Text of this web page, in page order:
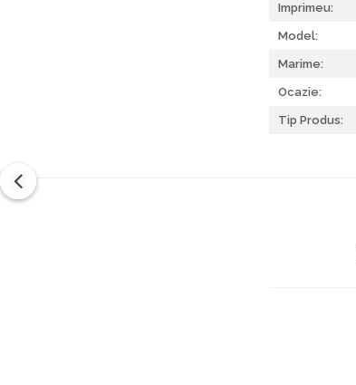
Imprimeu:
Model:
Marime:
Ocazie:
Tip Produs: